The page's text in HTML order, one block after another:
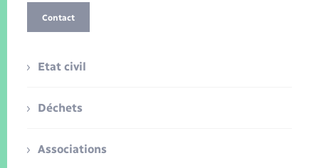
Contact
Etat civil
Déchets
Associations